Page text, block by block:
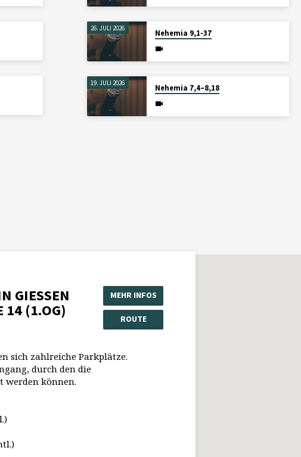
26. JULI 2026
Nehemia 9,1-37
19. JULI 2026
Nehemia 7,4–8,18
GIESSEN
14 (1.OG)
MEHR INFOS
ROUTE
sich zahlreiche Parkplätze.
durch den die
werden können.